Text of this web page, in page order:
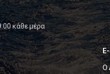
κάθε μέρα
Ο